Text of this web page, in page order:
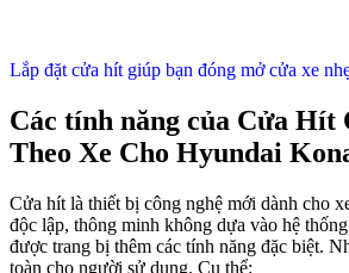
Lắp đặt cửa hít giúp bạn đóng mở cửa xe
Các tính năng của Cửa Hít
Theo Xe Cho Hyundai
Cửa hít là thiết bị công nghệ mới dành cho
độc lập, thông minh không dựa vào hệ
được trang bị thêm các tính năng đặc biệt.
toàn cho người sử dụng. Cụ thể: